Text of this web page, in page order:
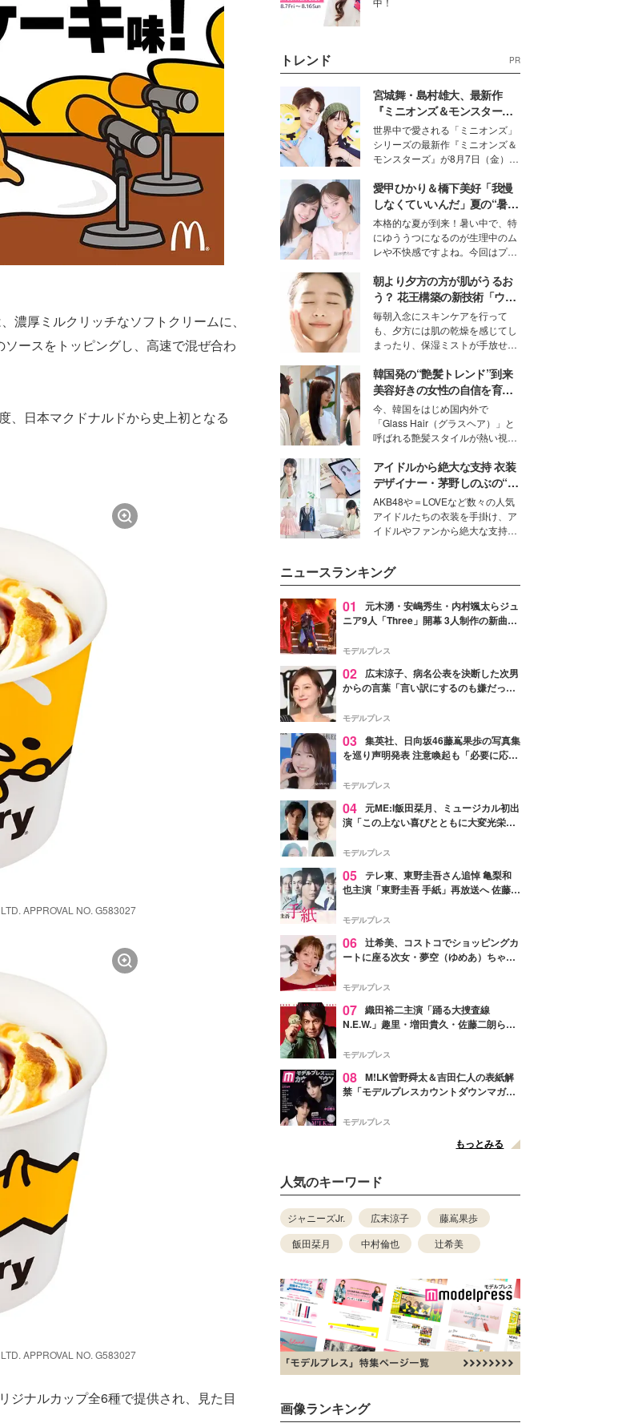
濃厚ミルクリッチなソフトクリームに、
ースをトッピングし、高速で混ぜ合わ
、日本マクドナルドから史上初となる
APPROVAL NO. G583027
APPROVAL NO. G583027
ジナルカップ全6種で提供され、見た目
トレンド PR
宮城舞・島村雄大、最新作
『ミニオンズ＆モンスター
ズ』の魅力熱弁 ハチャメチャ
だけじゃない“友情と絆”に感
動
世界中で愛される「ミニオンズ」
シリーズの最新作『ミニオンズ＆
モンスターズ』が8月7日（金）に
ニオン好き”という共通点を持つモ
デルの宮城舞と島村雄大の特別対
談をお届け！それぞれの視点か
ら、今作ならではの魅力や予想外
の感動をもたらす奥深いストーリ
ーについて熱く語り合ってもらっ
た。
愛甲ひかり＆橋下美好「我慢
しなくていいんだ」夏の“暑さ
対策”の新しい選択肢とは？
本格的な夏が到来！暑い中で、特
にゆううつになるのが生理中のム
レや不快感ですよね。今回はプラ
モデル・愛甲ひかりさんと橋下美
好さんを迎えて本音で女子会トー
ク。猛暑のお出かけを快適に過ご
すヒントや、2人が感動した夏の
生理の新常識にも迫りました。
朝より夕方の方が肌がうるお
う？ 花王構築の新技術「ウォ
ーターキャプチャリングスキ
ン（捕水肌）」がスキンケア
の常識を変える予感
毎朝入念にスキンケアを行って
も、夕方には肌の乾燥を感じてし
まったり、保湿ミストが手放せな
な美容の常識を大きく変える可能
性を秘めた、革新的な「Water
Capturing Skin（ウォーターキャ
プチャリングスキン：捕水肌）」
技術を、花王が構築した。
韓国発の“艶髪トレンド”到来
美容好きの女性の自信を育む
「ヘアケア事情」って？
今、韓国をはじめ国内外で
「Glass Hair（グラスヘア）」と
呼ばれる艶髪スタイルが熱い視線
ションの完成度を高めるベースと
して、“髪そのものの美しさ”に改
めて注目する人が増えている様
子。今回は、そんな憧れの艶やか
な髪を日常で叶える、美容好きの
女性たちのヘアケア事情を紹介し
アイドルから絶大な支持 衣装
デザイナー・茅野しのぶの“可
愛い”を作る美学＜「シチズン
クロスシー」インタビュー＞
AKB48や＝LOVEなど数々の人気
アイドルたちの衣装を手掛け、ア
イドルやファンから絶大な支持を
ター・茅野しのぶ。一人ひとりの
個性に寄り添い、魅力を引き出す
衣装作りは、多くの女性たちに勇
気と自信を与え続けている。
ニュースランキング
01
元木湧・安嶋秀生・内村颯太らジュ
ニア9人「Three」開幕 3人制作の新曲＆
進んで夢を掴みたい」【ゲネプロレポ】
モデルプレス
02
広末涼子、病名公表を決断した次男
からの言葉「言い訳にするのも嫌だっ
モデルプレス
03 集英社、日向坂46藤嶌果歩の写真集
を巡り声明発表 注意喚起も「必要に応じ
モデルプレス
04 元ME:I飯田栞月、ミュージカル初出
演「この上ない喜びとともに大変光栄」
ャスト発表
モデルプレス
05 テレ東、東野圭吾さん追悼 亀梨和
也主演「東野圭吾 手紙」再放送へ 佐藤隆
モデルプレス
06 辻希美、コストコでショッピングカ
ートに座る次女・夢空（ゆめあ）ちゃん
ぎ」「成長を感じる」の声
モデルプレス
07 織田裕二主演「踊る大捜査線
N.E.W.」趣里・増田貴久・佐藤二朗ら新
徴する“謎のキーワード”も
モデルプレス
08 M!LK曽野舜太＆吉田仁人の表紙解
禁「モデルプレスカウントダウンマガジ
モデルプレス
もっとみる
人気のキーワード
ジャニーズJr. 広末涼子
藤嶌果歩
飯田栞月
中村倫也 辻希美
画像ランキング